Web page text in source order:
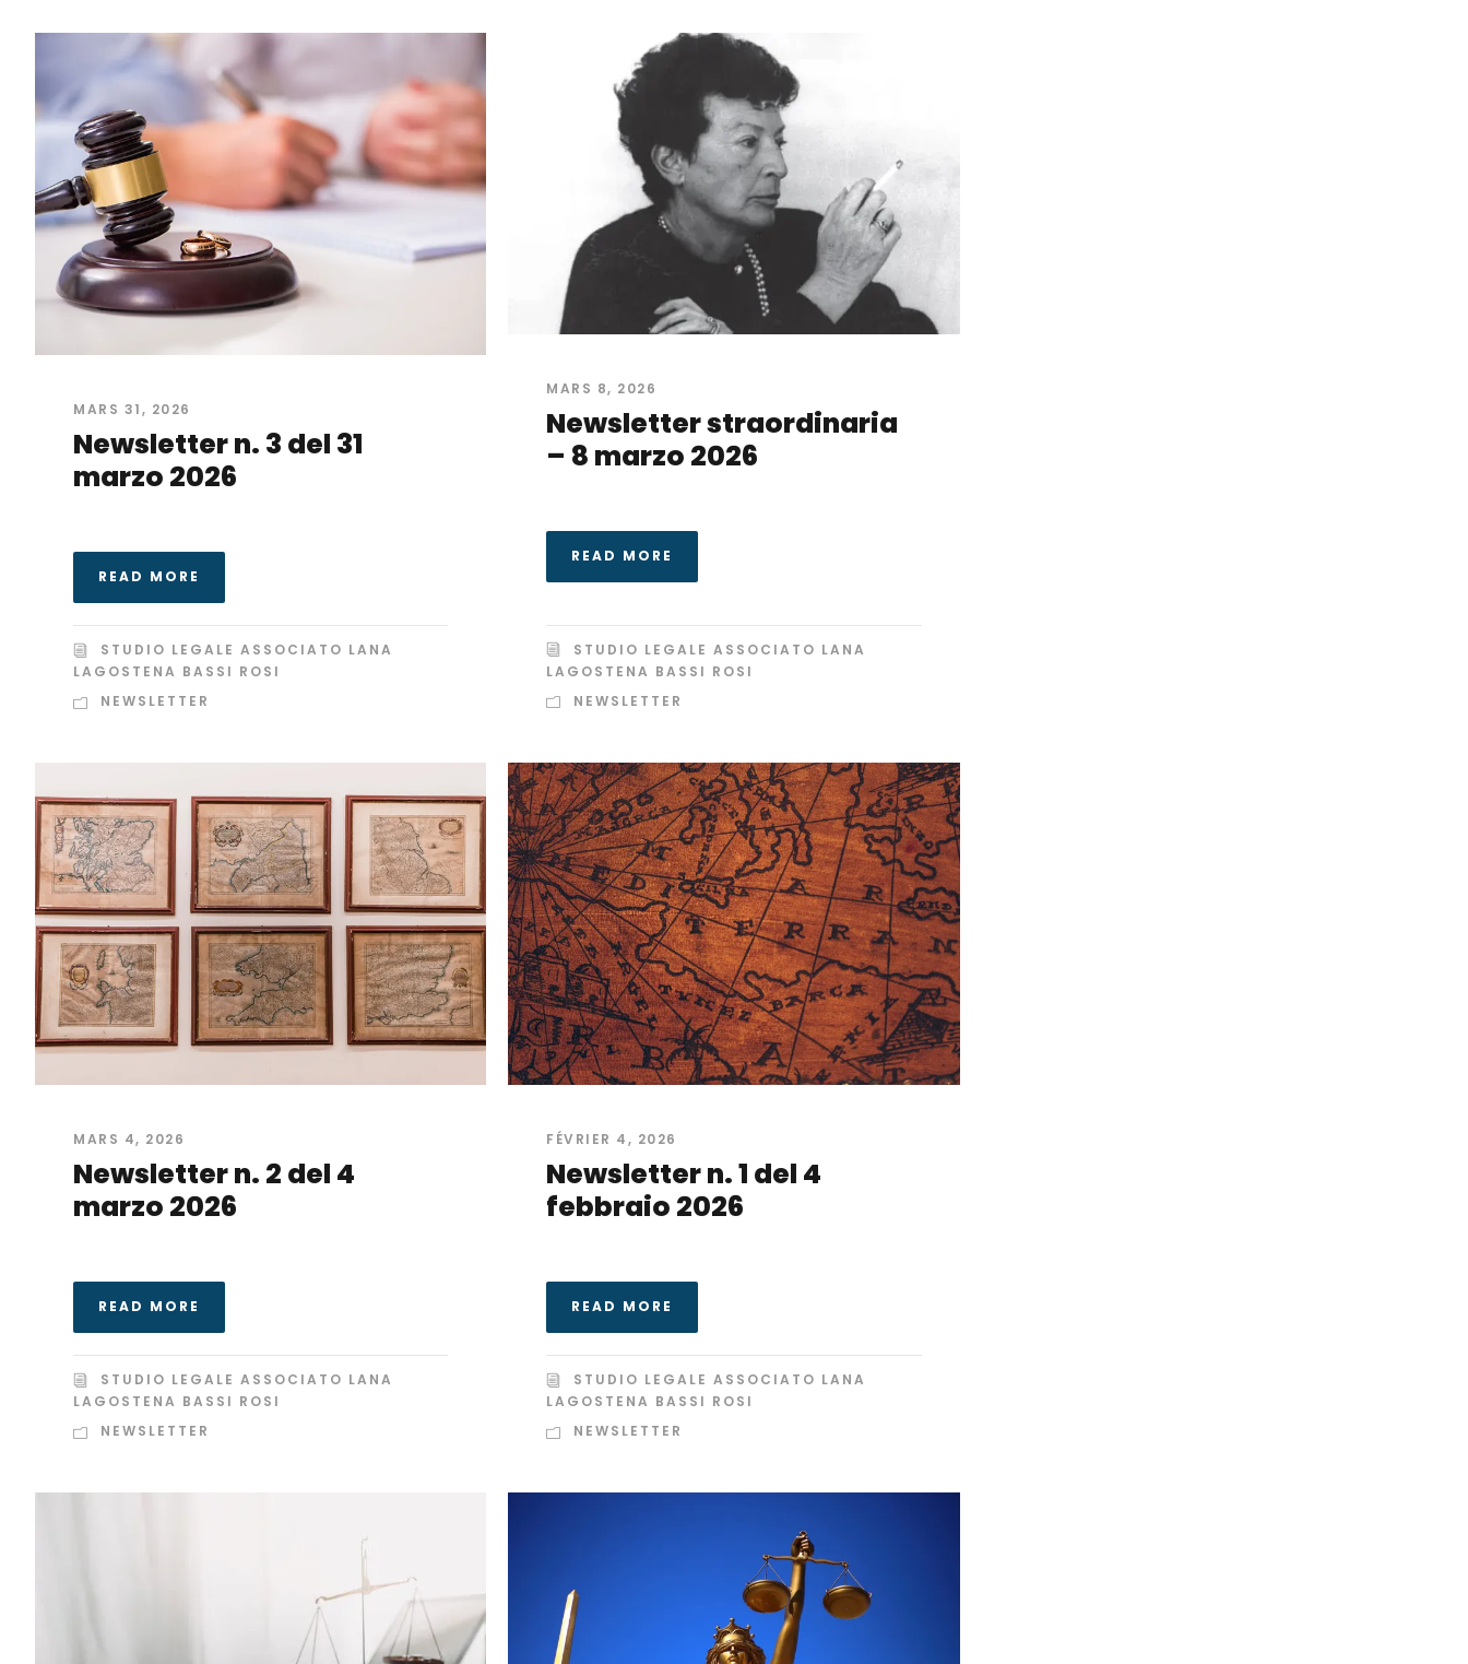
MARS 31, 2026
Newsletter n. 3 del 31
marzo 2026
READ MORE
STUDIO LEGALE ASSOCIATO LANA
LAGOSTENA BASSI ROSI
NEWSLETTER
MARS 8, 2026
Newsletter straordinaria
– 8 marzo 2026
READ MORE
STUDIO LEGALE ASSOCIATO LANA
LAGOSTENA BASSI ROSI
NEWSLETTER
MARS 4, 2026
Newsletter n. 2 del 4
marzo 2026
READ MORE
STUDIO LEGALE ASSOCIATO LANA
LAGOSTENA BASSI ROSI
NEWSLETTER
FÉVRIER 4, 2026
Newsletter n. 1 del 4
febbraio 2026
READ MORE
STUDIO LEGALE ASSOCIATO LANA
LAGOSTENA BASSI ROSI
NEWSLETTER